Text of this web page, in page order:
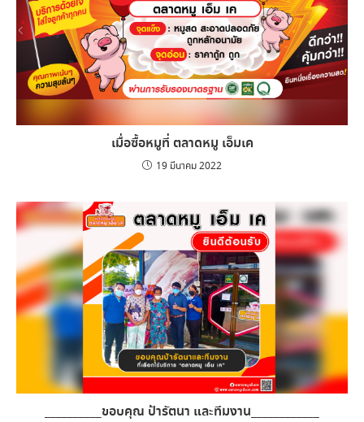
เมื่อซื้อหมูที่ ตลาดหมู เอ็มเค
19 มีนาคม 2022
__________ขอบคุณ ป้ารัตนา และทีมงาน____________